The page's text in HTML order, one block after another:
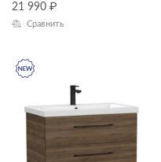
21 990 ₽
Сравнить